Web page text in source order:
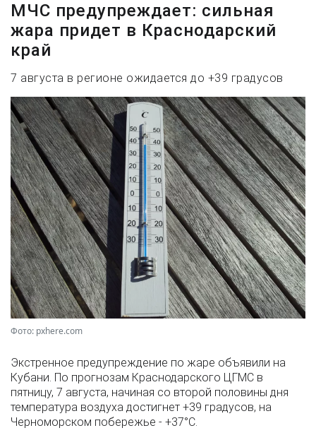
МЧС предупреждает: сильная
жара придет в Краснодарский
край
7 августа в регионе ожидается до +39 градусов
Фото: pxhere.com
Экстренное предупреждение по жаре объявили на
Кубани. По прогнозам Краснодарского ЦГМС в
пятницу, 7 августа, начиная со второй половины дня
температура воздуха достигнет +39 градусов, на
Черноморском побережье - +37°­С.